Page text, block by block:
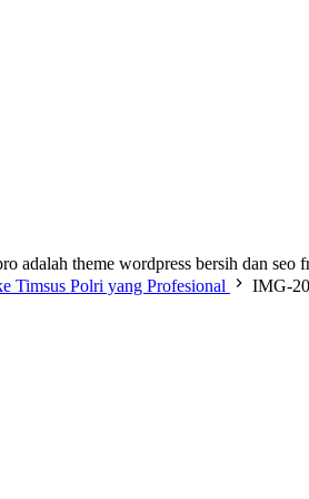
adalah theme wordpress bersih dan
Timsus Polri yang Profesional
IMG-